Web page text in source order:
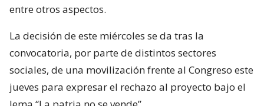
entre otros aspectos.
La decisión de este miércoles se da tras la
convocatoria, por parte de distintos sectores
sociales, de una movilización frente al Congreso este
jueves para expresar el rechazo al proyecto bajo el